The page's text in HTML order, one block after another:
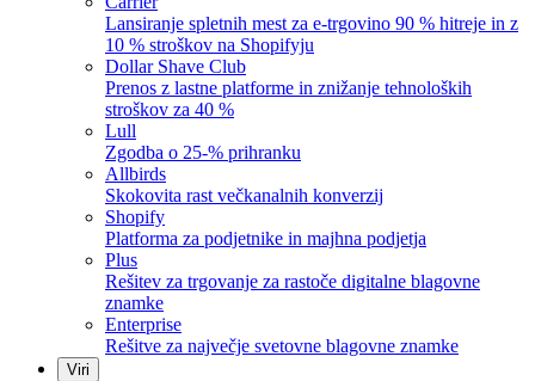
Lansiranje spletnih mest za e-trgovino 90 % hitreje in z
10 % stroškov na Shopifyju
Dollar Shave Club
Prenos z lastne platforme in znižanje tehnoloških
stroškov za 40 %
Lull
Zgodba o 25-% prihranku
Allbirds
Skokovita rast večkanalnih konverzij
Shopify
Platforma za podjetnike in majhna podjetja
Plus
Rešitev za trgovanje za rastoče digitalne blagovne
znamke
Enterprise
Rešitve za največje svetovne blagovne znamke
Viri